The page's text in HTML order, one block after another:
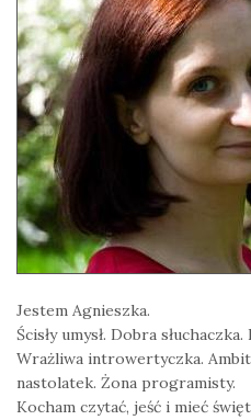
Jestem Agnieszka.
Ścisły umysł. Dobra
Wrażliwa introwertyczka.
nastolatek. Żona programisty.
Kocham czytać, jeść i mieć